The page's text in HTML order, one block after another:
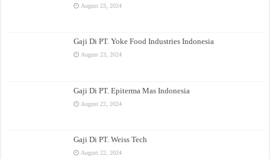
August 23, 2024
Gaji Di PT. Yoke Food Industries Indonesia
August 23, 2024
Gaji Di PT. Epiterma Mas Indonesia
August 22, 2024
Gaji Di PT. Weiss Tech
August 22, 2024